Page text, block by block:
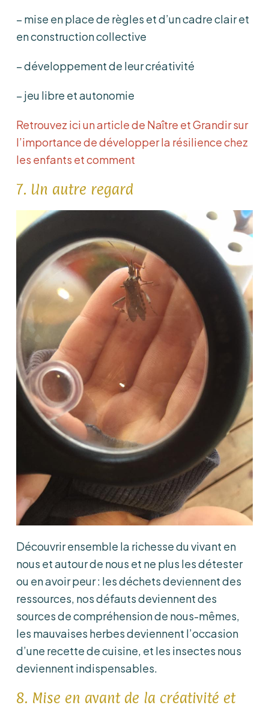
– mise en place de règles et d’un cadre clair et
en construction collective
– développement de leur créativité
– jeu libre et autonomie
Retrouvez ici un article de Naître et Grandir sur
l’importance de développer la résilience chez
les enfants et comment
7. Un autre regard
Découvrir ensemble la richesse du vivant en
nous et autour de nous et ne plus les détester
ou en avoir peur : les déchets deviennent des
ressources, nos défauts deviennent des
sources de compréhension de nous-mêmes,
les mauvaises herbes deviennent l’occasion
d’une recette de cuisine, et les insectes nous
deviennent indispensables.
8. Mise en avant de la créativité et